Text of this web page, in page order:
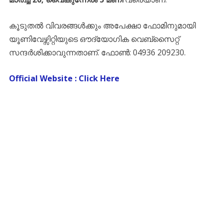
​കൂടുതൽ വിവരങ്ങൾക്കും അപേക്ഷാ ഫോമിനുമായി
യൂണിവേഴ്സിറ്റിയുടെ ഔദ്യോഗിക വെബ്സൈറ്റ്
സന്ദർശിക്കാവുന്നതാണ്. ഫോൺ: 04936 209230.
Official Website : Click Here